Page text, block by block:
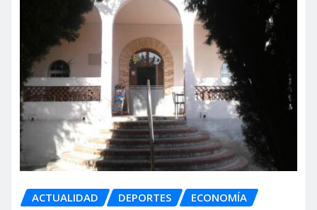
ACTUALIDAD DEPORTES ECONOMÍA